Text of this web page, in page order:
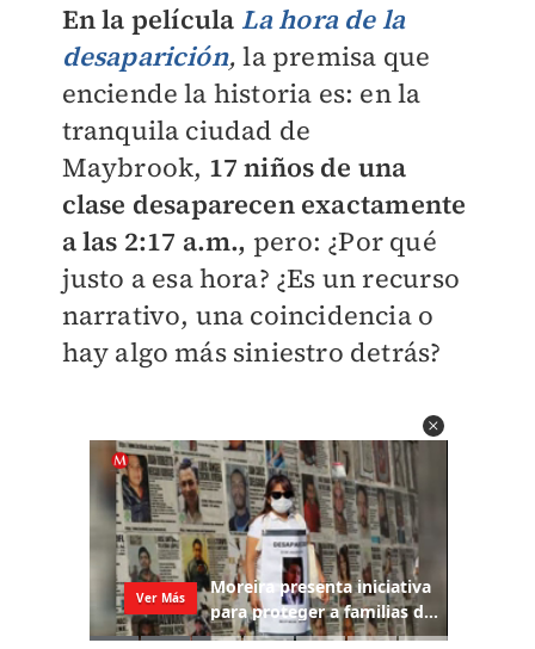
En la película La hora de la
desaparición, la premisa que
enciende la historia es: en la
tranquila ciudad de
Maybrook, 17 niños de una
clase desaparecen exactamente
a las 2:17 a.m., pero: ¿Por qué
justo a esa hora? ¿Es un recurso
narrativo, una coincidencia o
hay algo más siniestro detrás?